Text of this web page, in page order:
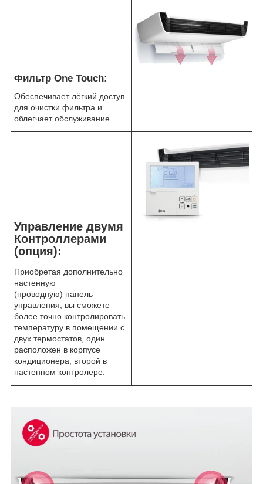
Фильтр One Touch:
Обеспечивает лёгкий доступ
для очистки фильтра и
облегчает обслуживание.
Управление двумя
Контроллерами
(опция):
Приобретая дополнительно
настенную
(проводную) панель
управления, вы сможете
более точно контролировать
температуру в помещении с
двух термостатов, один
расположен в корпусе
кондиционера, второй в
настенном контролере.